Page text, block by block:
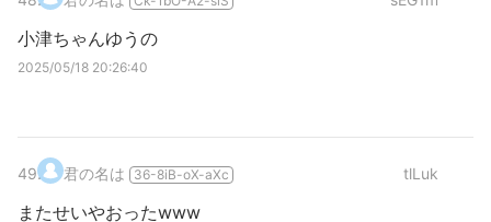
小津ちゃんゆうの
2025/05/18 20:26:40
49. 君の名は 36-8iB-oX-aXc tlLuk
またせいやおったwww